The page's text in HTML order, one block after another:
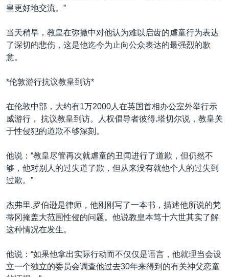
美国之音专访
台海两岸关系
南中国海争端
关注西藏
GEN Z 看美国
其他语言网站
皇更好地交流。”
当天稍早，教皇在弥撒中对他认为难以启齿的虐童行为表达
了深切的悲伤，这是他迄今为止向公众表达的最强烈的歉
意。
*伦敦游行抗议教皇到访*
在伦敦中部，大约有1万2000人在英国首相办公室外举行示
威游行， 抗议教皇到访。人权倡导者彼得.塔切尔说，教皇关
于性侵犯的道歉不够深刻。
他说：“教皇尽管再次就虐童的丑闻进行了道歉，但仍然不
够，他对别人的过失道了歉，但从来没有就他个人的过失到
过歉。”
杰弗里.罗伯逊是律师，他刚刚写了一本书，描述他所说的梵
蒂冈掩盖大范围性侵的问题。他说教皇本笃十六世其实了解
这种情况在发生。
他说：“如果他拿出实际行动而不仅仅是语言，他就理当会设
立一个独立的委员会调查他过去30年来得到的有关神父恋童